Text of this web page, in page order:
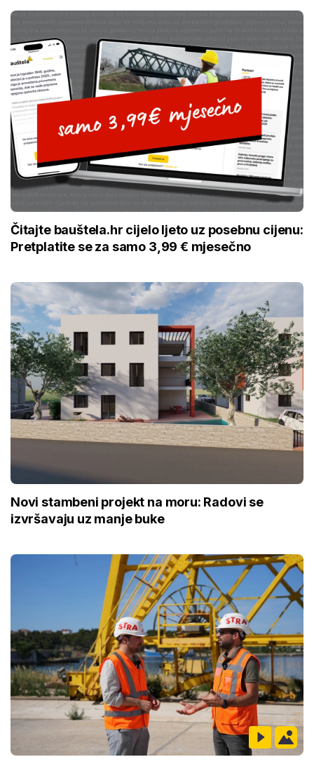
Čitajte bauštela.hr cijelo ljeto uz posebnu cijenu:
Pretplatite se za samo 3,99 € mjesečno
Novi stambeni projekt na moru: Radovi se
izvršavaju uz manje buke